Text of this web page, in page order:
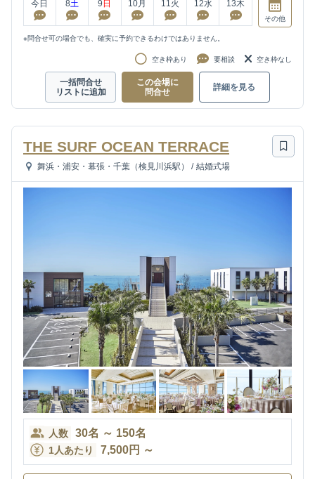
今日 8土 9 日 10月 11 火 12水 13木
その他
※問合せ可の場合でも、確実に予約できるわけではありません。
空き枠あり 要相談 空き枠なし
一括問合せ
リストに追加
この会場に
問合せ
詳細を見る
THE SURF OCEAN TERRACE
舞浜・浦安・幕張・千葉（検見川浜駅） / 結婚式場
人数 30名 ～ 150名
1人あたり 7,500円 ～